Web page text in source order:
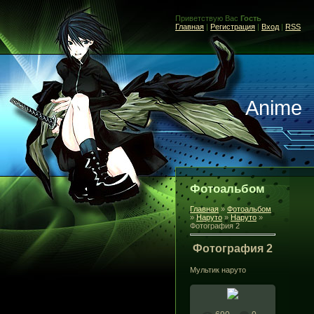
Приветствую Вас Гость
Главная | Регистрация | Вход | RSS
Anime
Фотоальбом
Главная » Фотоальбом
»Наруто » Наруто »
Фотография 2
Фотография 2
Мультик наруто